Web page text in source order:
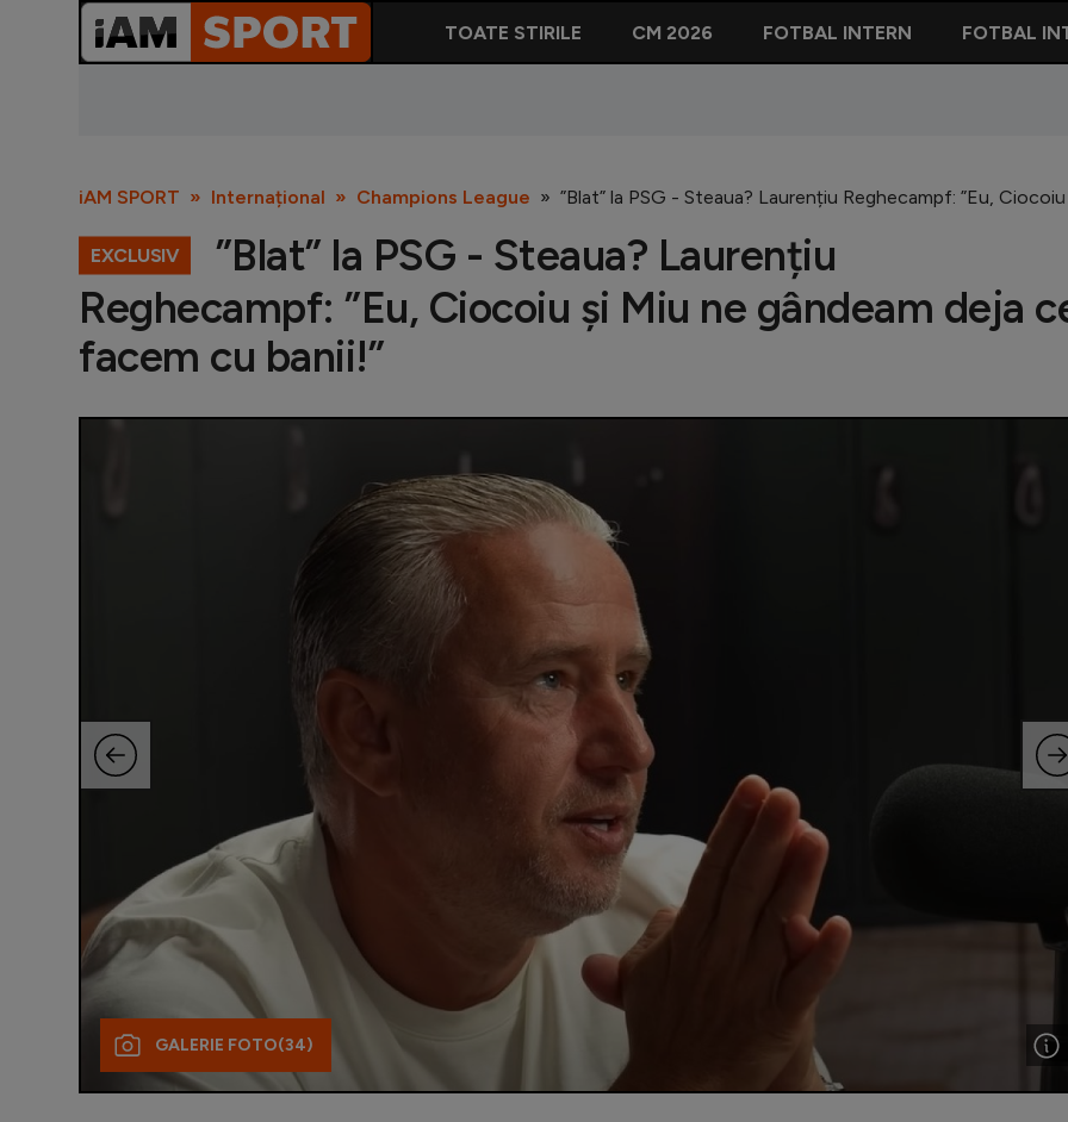
TOATE STIRILE CM 2026 FOTBAL INTERN FOTBAL
iAM SPORT Internațional Champions League ”Blat” la PSG - Steaua? Laurențiu Reghecampf: ”Eu,
EXCLUSIV
”Blat” la PSG - Steaua? Laurențiu
Reghecampf: ”Eu, Ciocoiu și Miu ne gândeam deja
facem cu banii!”
GALERIE FOTO(34)